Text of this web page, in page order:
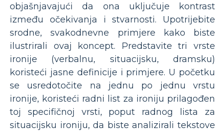
objašnjavajući da ona uključuje kontrast
između očekivanja i stvarnosti. Upotrijebite
srodne, svakodnevne primjere kako biste
ilustrirali ovaj koncept. Predstavite tri vrste
ironije (verbalnu, situacijsku, dramsku)
koristeći jasne definicije i primjere. U početku
se usredotočite na jednu po jednu vrstu
ironije, koristeći radni list za ironiju prilagođen
toj specifičnoj vrsti, poput radnog lista za
situacijsku ironiju, da biste analizirali tekstove